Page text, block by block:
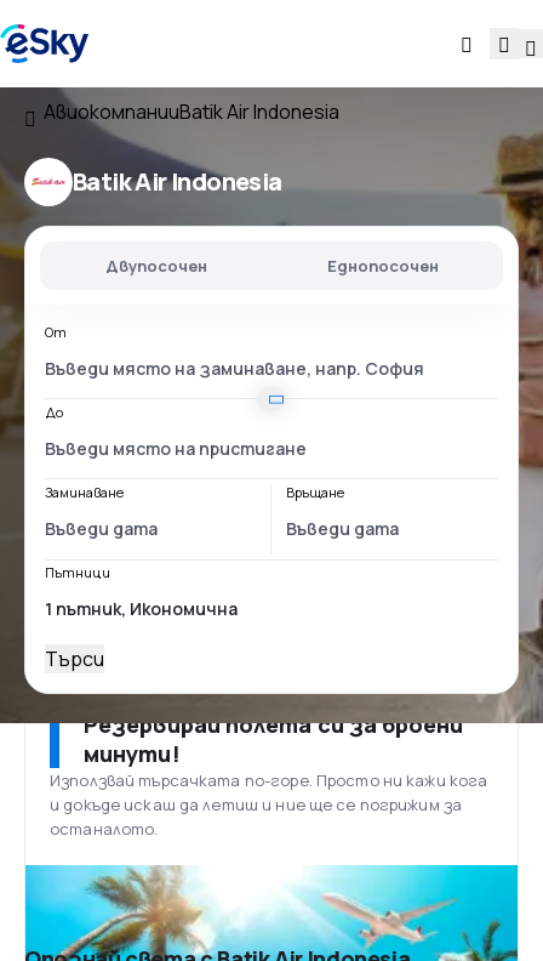
АвиокомпанииBatik Air Indonesia
Batik Air Indonesia
Двупосочен Еднопосочен
От
До
Заминаване Връщане
Пътници
Търси
Резервирай полета си за броени
минути!
Използвай търсачката по-горе. Просто ни кажи кога
и докъде искаш да летиш и ние ще се погрижим за
останалото.